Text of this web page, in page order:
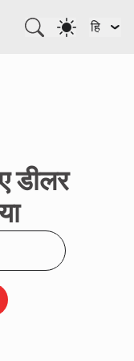
हि
डीलर